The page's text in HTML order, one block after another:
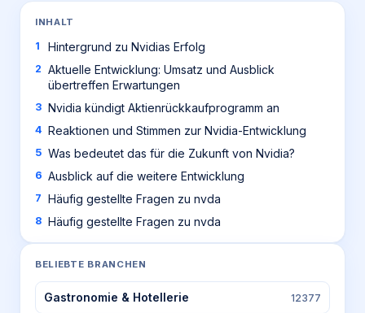
INHALT
Hintergrund zu Nvidias Erfolg
Aktuelle Entwicklung: Umsatz und Ausblick
übertreffen Erwartungen
Nvidia kündigt Aktienrückkaufprogramm an
Reaktionen und Stimmen zur Nvidia-Entwicklung
Was bedeutet das für die Zukunft von Nvidia?
Ausblick auf die weitere Entwicklung
Häufig gestellte Fragen zu nvda
Häufig gestellte Fragen zu nvda
BELIEBTE BRANCHEN
Gastronomie & Hotellerie 12377